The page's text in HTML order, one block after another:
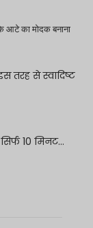
आटे का मोदक बनाना
तरह से स्वादिष्ट
10 मिनट...